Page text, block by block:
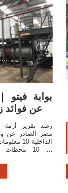
عن فوائد
رصد تقرير أزمة
مصر الصادر عن
الداخلية
... 10